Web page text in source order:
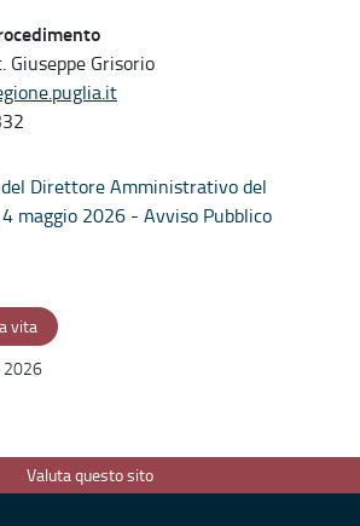
Giuseppe Grisorio
Direttore Amministrativo del
maggio 2026 - Avviso Pubblico
vita
2026
Valuta questo sito